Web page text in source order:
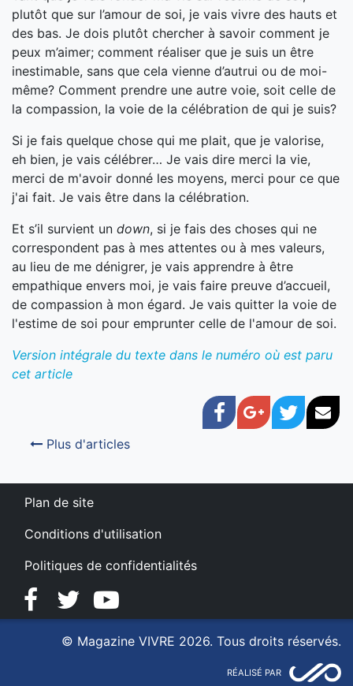
plutôt que sur l’amour de soi, je vais vivre des hauts et
des bas. Je dois plutôt chercher à savoir comment je
peux m’aimer; comment réaliser que je suis un être
inestimable, sans que cela vienne d’autrui ou de moi-
même? Comment prendre une autre voie, soit celle de
la compassion, la voie de la célébration de qui je suis?
Si je fais quelque chose qui me plait, que je valorise,
eh bien, je vais célébrer… Je vais dire merci la vie,
merci de m'avoir donné les moyens, merci pour ce que
j'ai fait. Je vais être dans la célébration.
Et s’il survient un down, si je fais des choses qui ne
correspondent pas à mes attentes ou à mes valeurs,
au lieu de me dénigrer, je vais apprendre à être
empathique envers moi, je vais faire preuve d’accueil,
de compassion à mon égard. Je vais quitter la voie de
l'estime de soi pour emprunter celle de l'amour de soi.
Version intégrale du texte dans le numéro où est paru
cet article
Facebook
Google+
Twitter
Plus d'articles
Plan de site
Conditions d'utilisation
Politiques de confidentialités
FacebookTwitterYouTube
© Magazine VIVRE 2026. Tous droits réservés.
RÉALISÉ PAR